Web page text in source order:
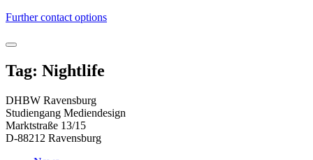
Further contact options
Tag: Nightlife
DHBW Ravensburg
Studiengang Mediendesign
Marktstraße 13/15
D-88212 Ravensburg